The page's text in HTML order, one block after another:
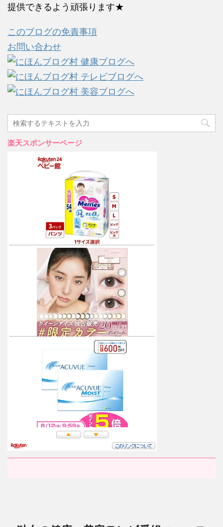
提供できるよう頑張ります★
このブログの免責事項
お問い合わせ
楽天スポンサーページ